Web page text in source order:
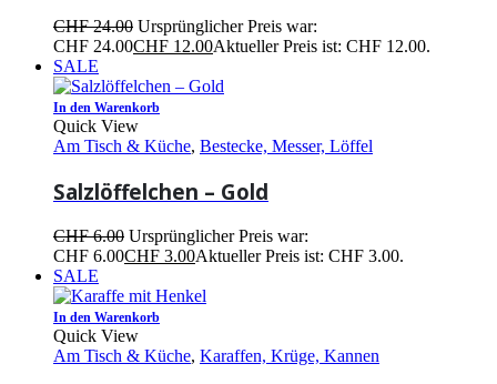
CHF24.00 Ursprünglicher Preis war:
CHF 24.00CHF 12.00Aktueller Preis ist: CHF 12.00.
SALE
In den Warenkorb
Quick View
Am Tisch & Küche, Bestecke, Messer, Löffel
Salzlöffelchen – Gold
CHF6.00 Ursprünglicher Preis war:
CHF 6.00CHF 3.00Aktueller Preis ist: CHF 3.00.
SALE
In den Warenkorb
Quick View
Am Tisch & Küche, Karaffen, Krüge, Kannen